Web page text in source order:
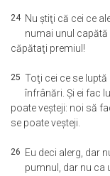
24 Nu ştiţi că cei ce
numai unul capătă
căpătaţi premiul!
25 Toţi cei ce se
înfrânări. Şi ei fac
poate veşteji: noi să
se poate veşteji.
26 Eu deci alerg, dar
pumnul, dar nu ca